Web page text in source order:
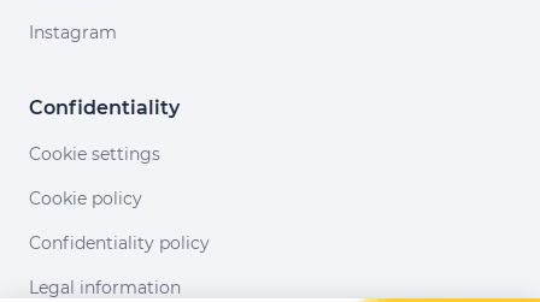
Instagram
Confidentiality
Cookie settings
Cookie policy
Confidentiality policy
Legal information